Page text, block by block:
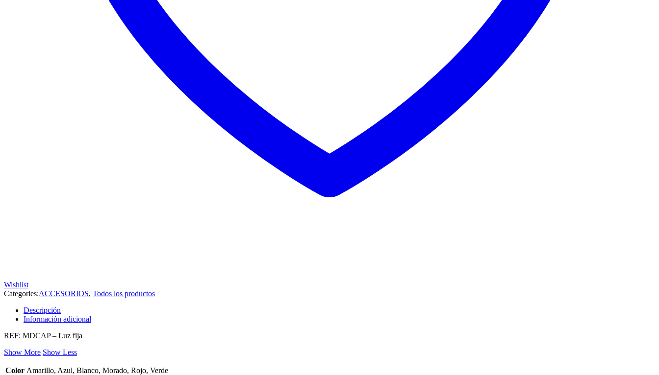
Wishlist
Categories:ACCESORIOS, Todos los productos
Descripción
Información adicional
REF: MDCAP – Luz fija
Show More Show Less
Color Amarillo, Azul, Blanco, Morado, Rojo, Verde